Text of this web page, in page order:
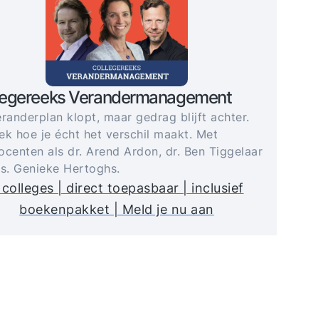
Verandermanagement
klopt, maar gedrag blijft achter.
hoe je écht het verschil maakt. Met
als dr. Arend Ardon, dr. Ben Tiggelaar
Genieke Hertoghs.
colleges | direct toepasbaar | inclusief
boekenpakket | Meld je nu aan